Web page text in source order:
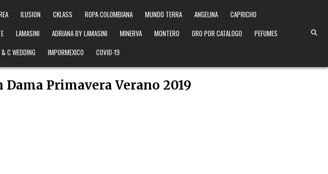
ILUSION CKLASS ROPA COLOMBIANA MUNDO TERRA ANGELINA
CAPRICHO
LAMASINI ADRIANA BY LAMASINI MINERVA MONTERO ORO POR CATALOGO
PEFUMES
& C WEDDING IMPORMEXICO COVID-19
Primavera Verano 2019